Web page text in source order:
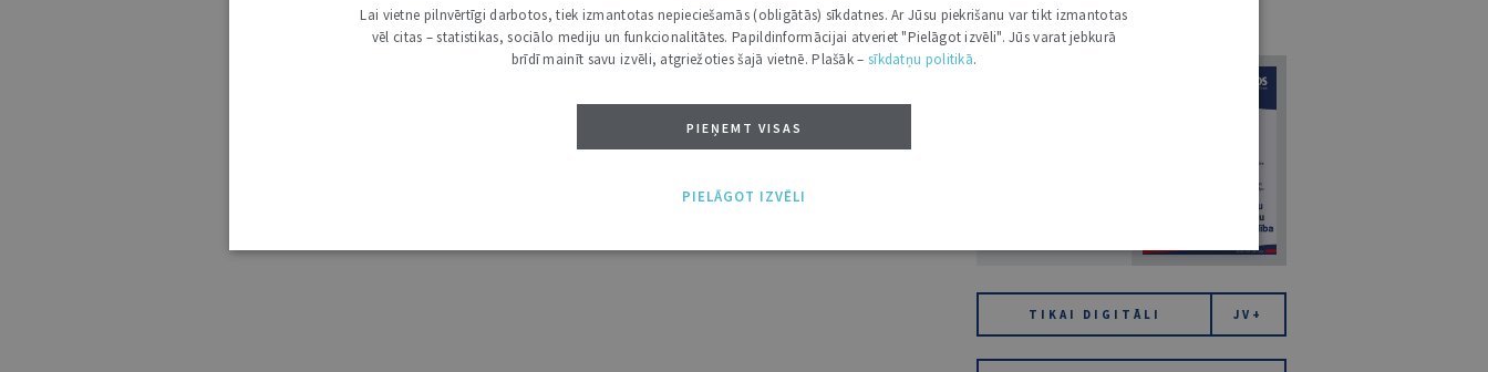
ŽURNĀLU KATALOGS /
TIKAI DIGITĀLI JV+
Lai vietne pilnvērtīgi darbotos, tiek izmantotas nepieciešamās (obligātās) sīkdatnes. Ar Jūsu piekrišanu var tikt izmantotas
vēl citas – statistikas, sociālo mediju un funkcionalitātes. Papildinformācijai atveriet "Pielāgot izvēli". Jūs varat jebkurā
brīdī mainīt savu izvēli, atgriežoties šajā vietnē. Plašāk – sīkdatņu politikā.
PIEŅEMT VISAS
PIELĀGOT IZVĒLI